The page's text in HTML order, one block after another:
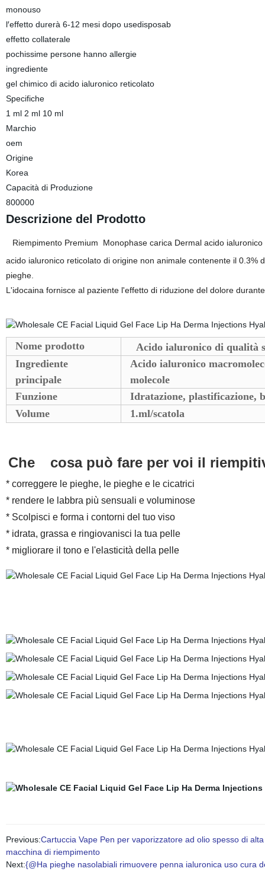
monouso
l′effetto durerà 6-12 mesi dopo usedisposab
effetto collaterale
pochissime persone hanno allergie
ingrediente
gel chimico di acido ialuronico reticolato
Specifiche
1 ml 2 ml 10 ml
Marchio
oem
Origine
Korea
Capacità di Produzione
800000
Descrizione del Prodotto
Riempimento Premium
Monophase carica Dermal acido
acido ialuronico reticolato di origine non animale contenente il
pieghe.
L'idocaina fornisce al paziente l'effetto di riduzione del dolore
Nome prodotto
Acido ialuronico di qualità
Ingrediente
principale
Acido ialuronico
molecole
Funzione
Idratazione, plastificazione,
Volume
1.ml/scatola
Che cosa può fare per voi il
* correggere le pieghe, le pieghe e le cicatrici
* rendere le labbra più sensuali e voluminose
* Scolpisci e forma i contorni del tuo viso
* idrata, grassa e ringiovanisci la tua pelle
* migliorare il tono e l'elasticità della pelle
Previous:Cartuccia Vape Pen per vaporizzatore ad olio spesso di
macchina di riempimento
Next:{@Ha pieghe nasolabiali rimuovere penna ialuronica uso cura